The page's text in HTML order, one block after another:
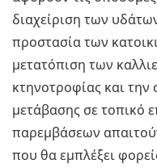
διαχείριση των
προστασία των
μετατόπιση των
κτηνοτροφίας και την
μετάβασης σε τοπικό
παρεμβάσεων
που θα εμπλέξει